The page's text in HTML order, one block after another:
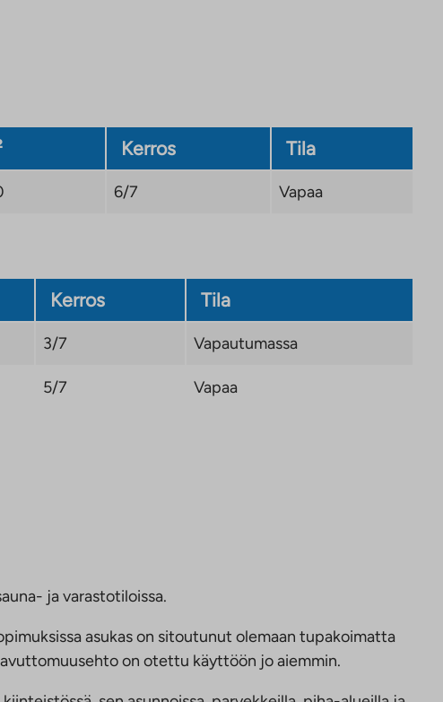
Kerros Tila
6/7 Vapaa
Kerros Tila
3/7 Vapautumassa
5/7 Vapaa
ja varastotiloissa.
asukas on sitoutunut olemaan tupakoimatta
on otettu käyttöön jo aiemmin.